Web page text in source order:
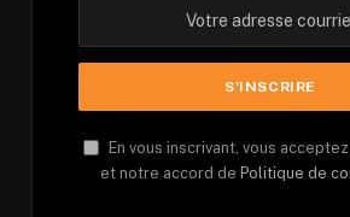
En vous inscrivant, vous
et notre accord de Politique de